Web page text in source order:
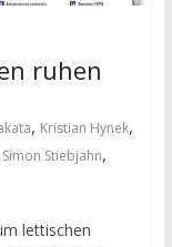
ruhen
, Kristian Hynek,
Simon Stiebjahn,
lettischen